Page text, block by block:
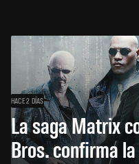
HACE 2 DÍAS
La saga Matrix
Bros. confirma